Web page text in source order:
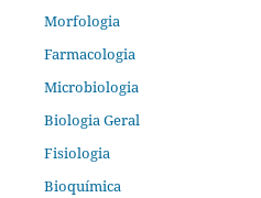
Morfologia
Farmacologia
Microbiologia
Biologia Geral
Fisiologia
Bioquímica